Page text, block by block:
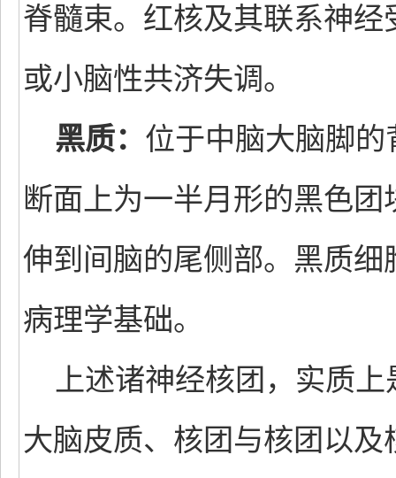
脊髓束。红核及其联系神
或小脑性共济失调。
黑质： 位于中脑大脑脚
断面上为一半月形的黑色
伸到间脑的尾侧部。黑质
病理学基础。
上述诸神经核团，实质上
大脑皮质、核团与核团以